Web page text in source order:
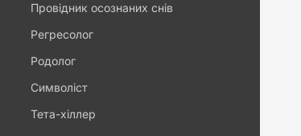
Провідник осознаних снів
Регресолог
Родолог
Символіст
Тета-хіллер